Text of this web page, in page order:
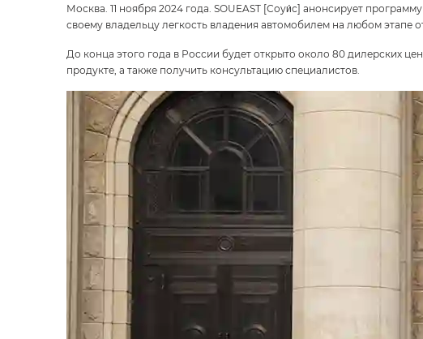
Москва. 11 ноября 2024 года. SOUEAST [Соуи́с] анонсирует
своему владельцу легкость владения автомобилем на любом
До конца этого года в России будет открыто около 80 дилерских
продукте, а также получить консультацию специалистов.